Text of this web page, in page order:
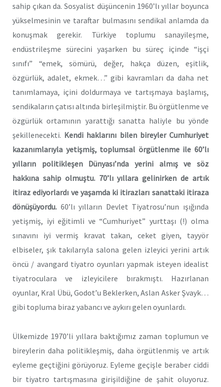
sahip çıkan da. Sosyalist düşüncenin 1960’lı yıllar boyunca
yükselmesinin ve taraftar bulmasını sendikal anlamda da
konuşmak gerekir. Türkiye toplumu sanayileşme,
endüstrileşme sürecini yaşarken bu süreç içinde “işçi
sınıfı” “emek, sömürü, değer, hakça düzen, eşitlik,
özgürlük, adalet, ekmek…” gibi kavramları da daha net
tanımlamaya, içini doldurmaya ve tartışmaya başlamış,
sendikaların çatısı altında birleşilmiştir. Bu örgütlenme ve
özgürlük ortamının yarattığı sanatta haliyle bu yönde
şekillenecekti. Kendi haklarını bilen bireyler Cumhuriyet
kazanımlarıyla yetişmiş, toplumsal örgütlenme ile 60’lı
yılların politikleşen Dünyası’nda yerini almış ve söz
hakkına sahip olmuştu. 70’lı yıllara gelinirken de artık
itiraz ediyorlardı ve yaşamda ki itirazları sanattaki itiraza
dönüşüyordu. 60’lı yılların Devlet Tiyatrosu’nun ışığında
yetişmiş, iyi eğitimli ve “Cumhuriyet” yurttaşı (!) olma
sınavını iyi vermiş kravat takan, ceket giyen, tayyör
elbiseler, şık takılarıyla salona gelen izleyici yerini artık
öncü / avangard tiyatro oyunları yapmak isteyen idealist
tiyatroculara ve izleyicilere bırakmıştı. Hazırlanan
oyunlar, Kral Übü, Godot’u Beklerken, Aslan Asker Şvayk…
gibi topluma biraz yabancı ve aykırı gelen oyunlardı.
Ülkemizde 1970’li yıllara baktığımız zaman toplumun ve
bireylerin daha politikleşmiş, daha örgütlenmiş ve artık
eyleme geçtiğini görüyoruz. Eyleme geçişle beraber ciddi
bir tiyatro tartışmasına girişildiğine de şahit oluyoruz.